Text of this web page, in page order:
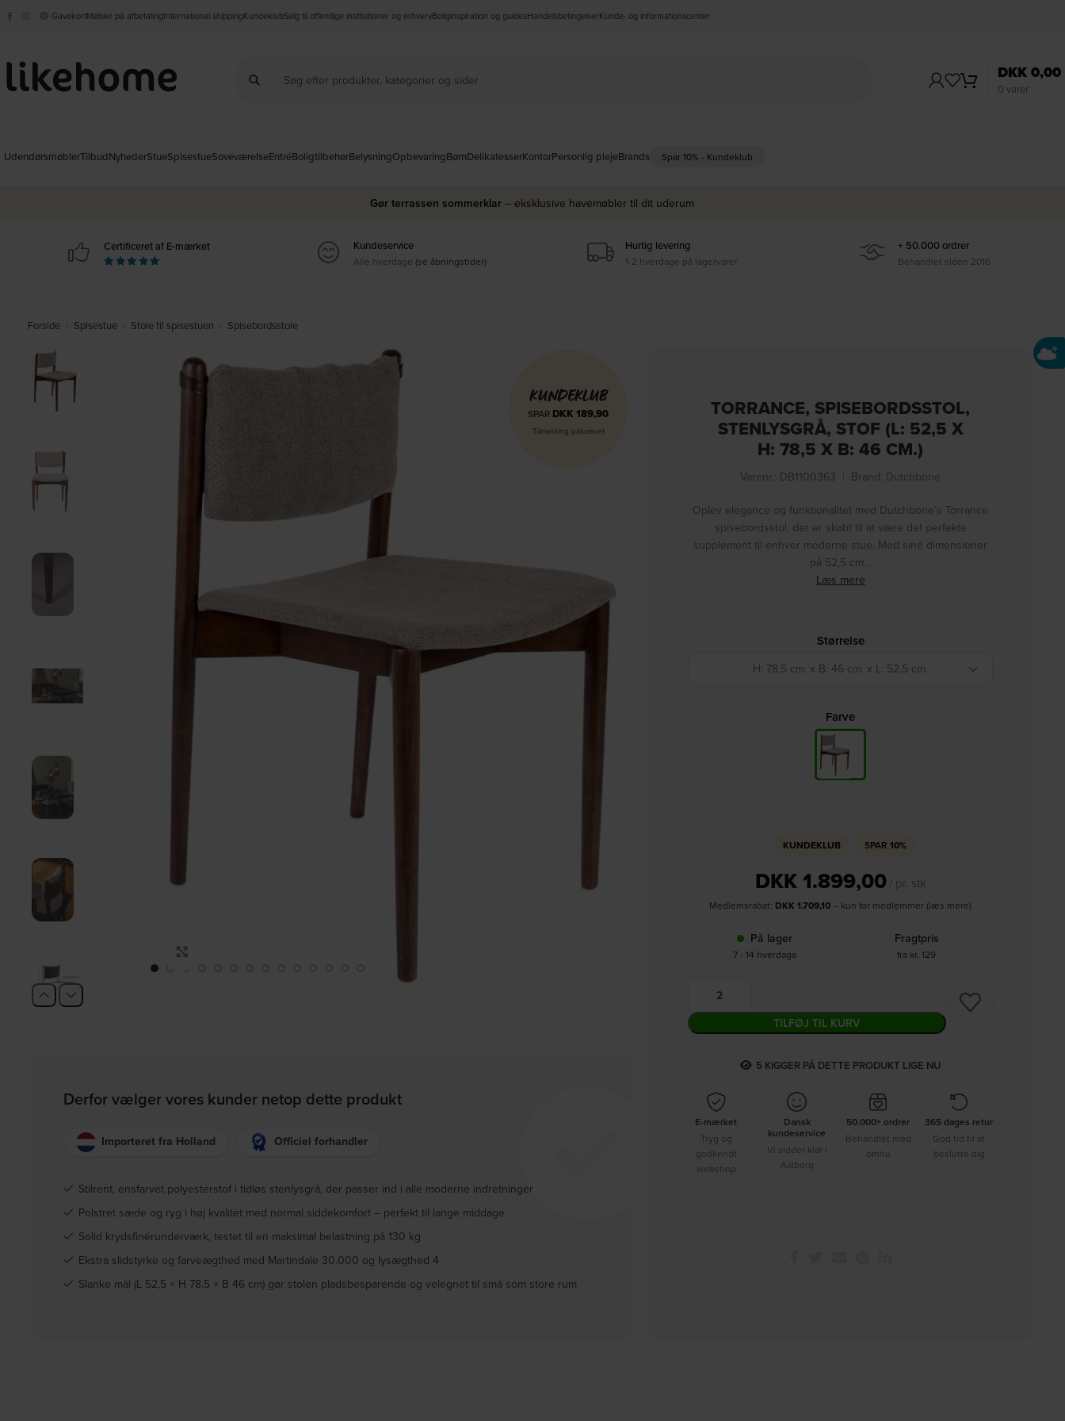
GavekortMøbler på afbetalingInternational shippingKundeklubSalg til offentlige institutioner og erhvervBoliginspiration og guidesHandelsbetingelserKunde- og informationscenter
0 varer
DKK0,00
UdendørsmøblerTilbudNyhederStueSpisestueSoveværelseEntréBoligtilbehørBelysningOpbevaringBørnDelikatesserKontorPersonlig plejeBrands Spar 10% - Kundeklub
Gør terrassen sommerklar – eksklusive havemøbler til dit uderum
Certificeret af E-mærket Kundeservice
Alle hverdage (se åbningstider)
Hurtig levering
1-2 hverdage på lagervarer
+ 50.000 ordrer
Behandlet siden 2016
Forside Spisestue Stole til spisestuen Spisebordsstole
Derfor vælger vores kunder netop dette produkt
Importeret fra Holland Officiel forhandler
Stilrent, ensfarvet polyesterstof i tidløs stenlysgrå, der passer ind i alle moderne indretninger
Polstret sæde og ryg i høj kvalitet med normal siddekomfort – perfekt til lange middage
Solid krydsfinérunderværk, testet til en maksimal belastning på 130 kg
Ekstra slidstyrke og farveægthed med Martindale 30.000 og lysægthed 4
Slanke mål (L 52,5 × H 78,5 × B 46 cm) gør stolen pladsbesparende og velegnet til små som store rum
KUNDEKLUB
SPAR DKK 189,90
Tilmelding påkrævet
TORRANCE, SPISEBORDSSTOL,
STENLYSGRÅ, STOF (L: 52,5 X
H: 78,5 X B: 46 CM.)
Varenr.: DB1100363 Brand: Dutchbone
Oplev elegance og funktionalitet med Dutchbone’s Torrance
spisebordsstol, der er skabt til at være det perfekte
supplement til enhver moderne stue. Med sine dimensioner
på 52,5 cm…
Læs mere
Størrelse
H: 78,5 cm. x B: 46 cm. x L: 52,5 cm.
Farve
KUNDEKLUB SPAR 10%
DKK1.899,00/ pr. stk
Medlemsrabat: DKK 1.709,10– kun for medlemmer (læs mere)
På lager
7 - 14 hverdage
Fragtpris
fra kr. 129
TILFØJ TIL KURV
5 KIGGER PÅ DETTE PRODUKT LIGE NU
E-mærket
Tryg og
godkendt
webshop
Dansk
kundeservice
Vi sidder klar i
Aalborg
50.000+ ordrer
Behandlet med
omhu
365 dages retur
God tid til at
beslutte dig